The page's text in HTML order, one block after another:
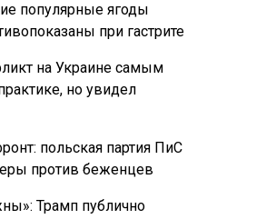
популярные ягоды
при гастрите
на Украине самым
но увидел
польская партия ПиС
против беженцев
Трамп публично